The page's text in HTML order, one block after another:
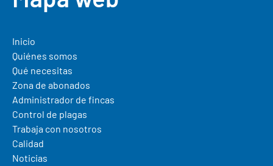
Inicio
Quiénes somos
Qué necesitas
Zona de abonados
Administrador de fincas
Control de plagas
Trabaja con nosotros
Calidad
Noticias